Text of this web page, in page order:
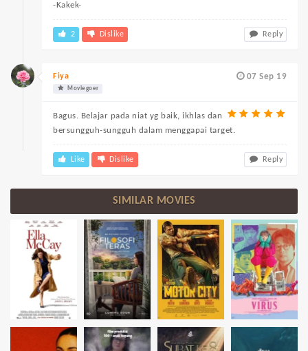
-Kakek-
2 Dislike Reply
07 Sep 19
Fiya
Moviegoer
Bagus. Belajar pada niat yg baik, ikhlas dan
bersungguh-sungguh dalam menggapai target.
Like Dislike Reply
SIMILAR MOVIES